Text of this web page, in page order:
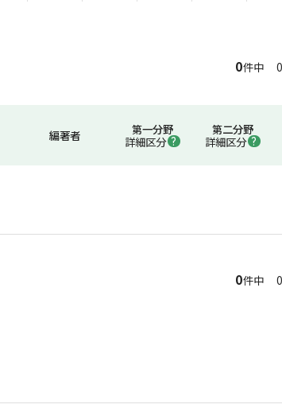
0件中 0
編著者
第一分野
詳細区分
第二分野
詳細区分
0件中 0